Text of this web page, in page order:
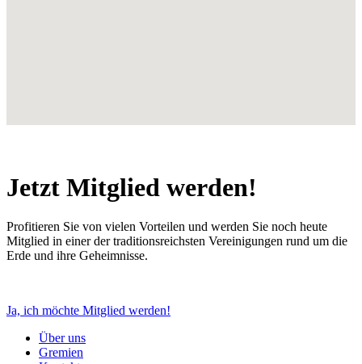
Jetzt Mitglied werden!
Profitieren Sie von vielen Vorteilen und werden Sie noch heute
Mitglied in einer der traditionsreichsten Vereinigungen rund um die
Erde und ihre Geheimnisse.
Ja, ich möchte Mitglied werden!
Über uns
Gremien